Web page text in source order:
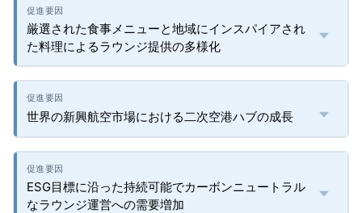
厳選された食事メニューと地域にインスパイアされ
た料理によるラウンジ提供の多様化
世界の新興航空市場における二次空港ハブの成長
ESG目標に沿った持続可能でカーボンニュートラル
なラウンジ運営への需要増加